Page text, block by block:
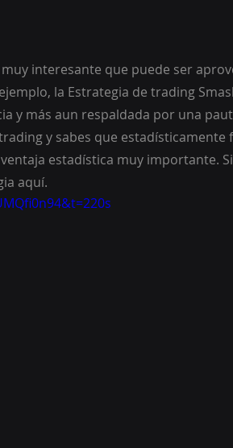
interesante que puede ser
la Estrategia de trading
y más aun respaldada por una
y sabes que
estadística muy importante.
aquí.